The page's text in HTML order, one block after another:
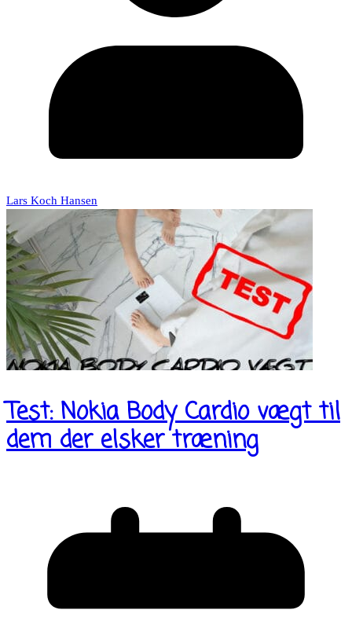
Lars Koch Hansen
Test: Nokia Body Cardio vægt til
dem der elsker træning